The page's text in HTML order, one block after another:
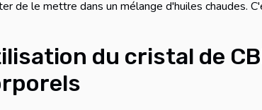
de le mettre dans un mélange d'huiles chaudes.
du cristal de